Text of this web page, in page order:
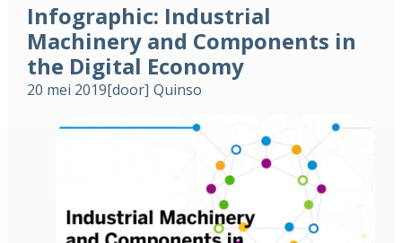
Infographic: Industrial
Machinery and Components in
the Digital Economy
20 mei 2019[door] Quinso